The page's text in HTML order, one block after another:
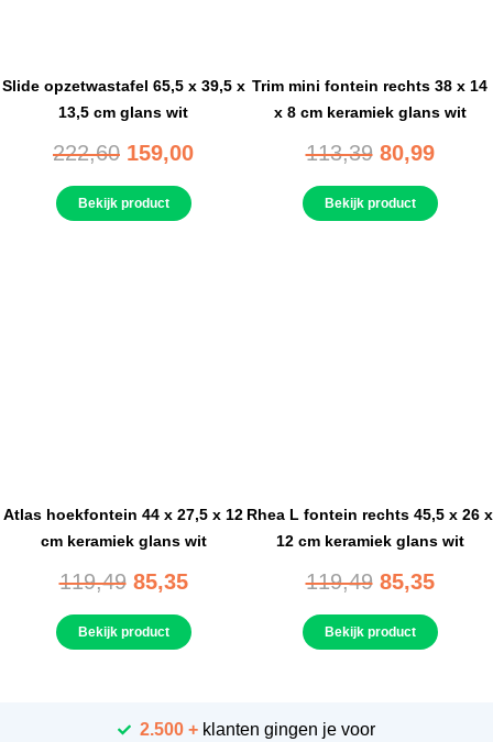
Slide opzetwastafel 65,5 x 39,5 x
13,5 cm glans wit
222,60 159,00
Bekijk product
Trim mini fontein rechts 38 x 14
x 8 cm keramiek glans wit
113,39 80,99
Bekijk product
Atlas hoekfontein 44 x 27,5 x 12
cm keramiek glans wit
119,49 85,35
Bekijk product
Rhea L fontein rechts 45,5 x 26 x
12 cm keramiek glans wit
119,49 85,35
Bekijk product
2.500 + klanten gingen je voor